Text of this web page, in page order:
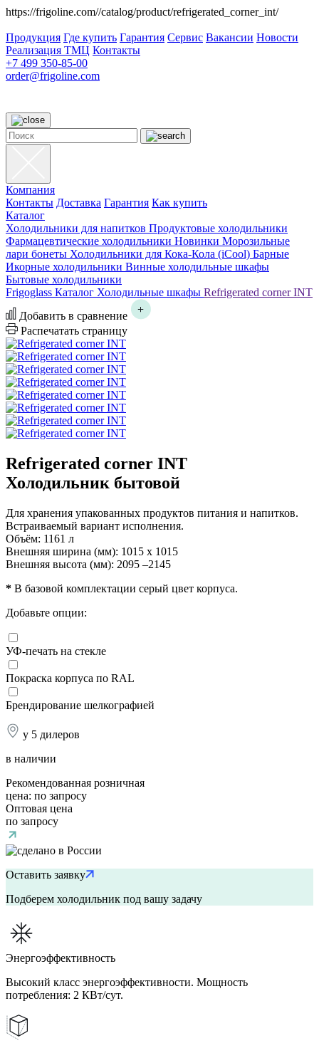
https://frigoline.com//catalog/product/refrigerated_corner_int/
Продукция Где купить Гарантия Сервис Вакансии Новости
Реализация ТМЦ Контакты
+7 499 350-85-00
order@frigoline.com
Компания
Контакты Доставка Гарантия Как купить
Каталог
Холодильники для напитков Продуктовые холодильники
Фармацевтические холодильники Новинки Морозильные
лари бонеты Холодильники для Кока-Кола (iCool) Барные
Икорные холодильники Винные холодильные шкафы
Бытовые холодильники
Frigoglass Каталог Холодильные шкафы Refrigerated corner INT
Добавить в сравнение
Распечатать страницу
Refrigerated corner INT
Холодильник бытовой
Для хранения упакованных продуктов питания и напитков.
Встраиваемый вариант исполнения.
Объём: 1161 л
Внешняя ширина (мм): 1015 x 1015
Внешняя высота (мм): 2095 –2145
* В базовой комплектации серый цвет корпуса.
Добавьте опции:
УФ-печать на стекле
Покраска корпуса по RAL
Брендирование шелкографией
у 5 дилеров
в наличии
Рекомендованная розничная
цена: по запросу
Оптовая цена
по запросу
Оставить заявку
Подберем холодильник под вашу задачу
Энергоэффективность
Высокий класс энергоэффективности. Мощность
потребления: 2 КВт/сут.